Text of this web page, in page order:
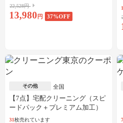
22,528円
13,980 円 37%OFF
その他 全国
【7点】宅配クリーニング（スピ
ードパック＋プレミアム加工）
31枚売れています